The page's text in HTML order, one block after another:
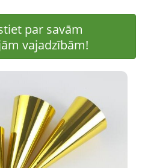
par savām
vajadzībām!